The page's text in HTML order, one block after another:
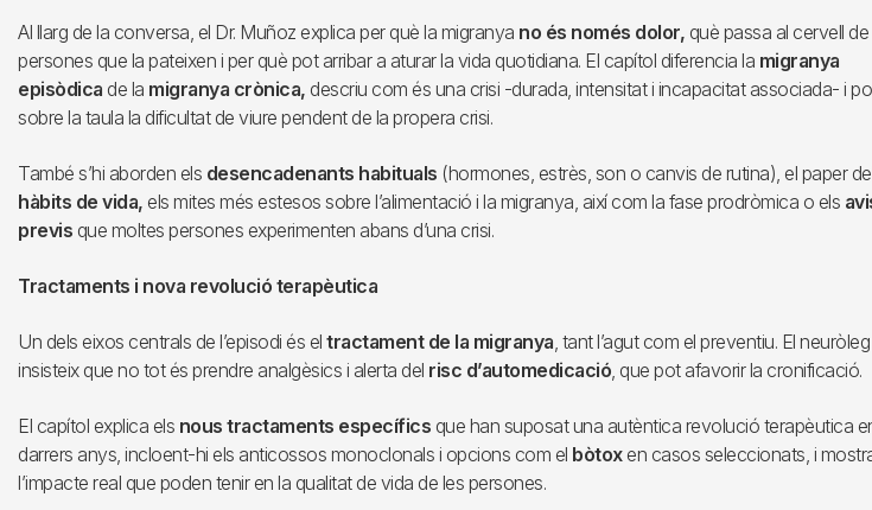
Al llarg de la conversa, el Dr. Muñoz explica per què la migranya no és només dolor, què passa al cervell de
persones que la pateixen i per què pot arribar a aturar la vida quotidiana. El capítol diferencia la migranya
episòdica de la migranya crònica, descriu com és una crisi -durada, intensitat i incapacitat associada- i
sobre la taula la dificultat de viure pendent de la propera crisi.
També s’hi aborden els desencadenants habituals (hormones, estrès, son o canvis de rutina), el paper
hàbits de vida, els mites més estesos sobre l’alimentació i la migranya, així com la fase prodròmica o els
previs que moltes persones experimenten abans d’una crisi.
Tractaments i nova revolució terapèutica
Un dels eixos centrals de l’episodi és el tractament de la migranya, tant l’agut com el preventiu. El neuròleg
insisteix que no tot és prendre analgèsics i alerta del risc d’automedicació, que pot afavorir la cronificació.
El capítol explica els nous tractaments específics que han suposat una autèntica revolució terapèutica
darrers anys, incloent-hi els anticossos monoclonals i opcions com el bòtox en casos seleccionats, i
l’impacte real que poden tenir en la qualitat de vida de les persones.